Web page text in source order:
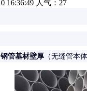
16:36:49 人气： 27
钢管基材壁厚 （无缝管本